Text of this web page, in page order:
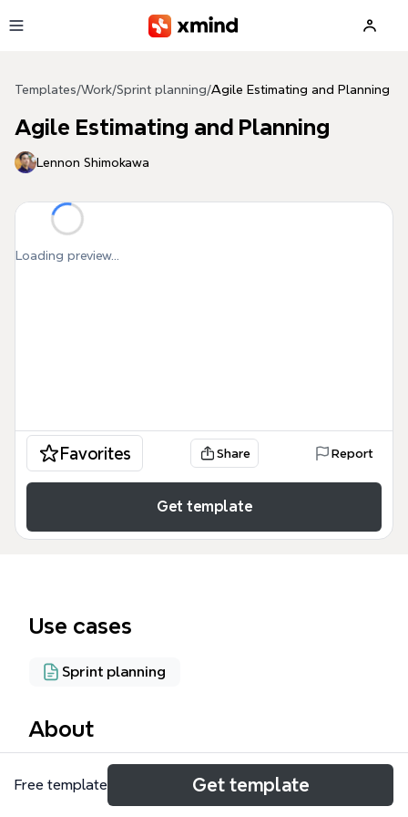
Templates/Work/Sprint planning/Agile Estimating and Planning
Agile Estimating and Planning
Lennon Shimokawa
Loading preview...
Favorites Share Report
Get template
Use cases
Sprint planning
About
El mapa mental 'Agile Estimating and Planning' de
Xmind es una guía completa para equipos ágiles
Free template Get template